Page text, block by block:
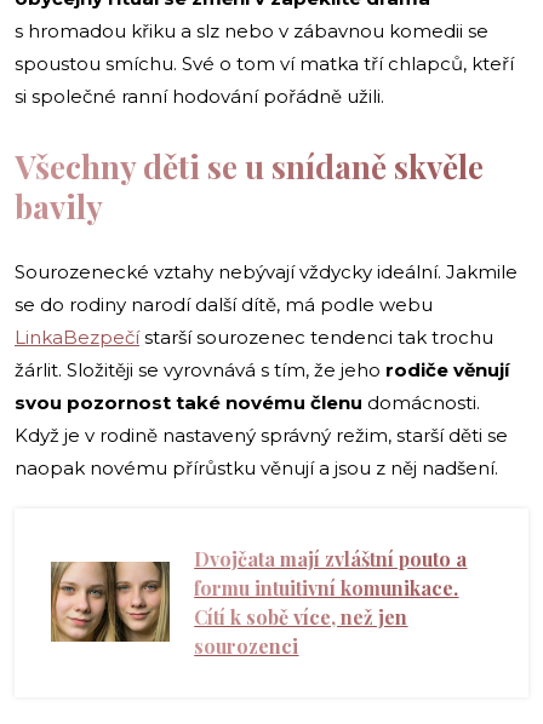
s hromadou křiku a slz nebo v zábavnou komedii se
spoustou smíchu. Své o tom ví matka tří chlapců, kteří
si společné ranní hodování pořádně užili.
Všechny děti se u snídaně skvěle
bavily
Sourozenecké vztahy nebývají vždycky ideální. Jakmile
se do rodiny narodí další dítě, má podle webu
LinkaBezpečístarší sourozenec tendenci tak trochu
žárlit. Složitěji se vyrovnává s tím, že jeho rodiče věnují
svou pozornost také novému členu domácnosti.
Když je v rodině nastavený správný režim, starší děti se
naopak novému přírůstku věnují a jsou z něj nadšení.
Dvojčata mají zvláštní pouto a
formu intuitivní komunikace.
Cítí k sobě více, než jen
sourozenci